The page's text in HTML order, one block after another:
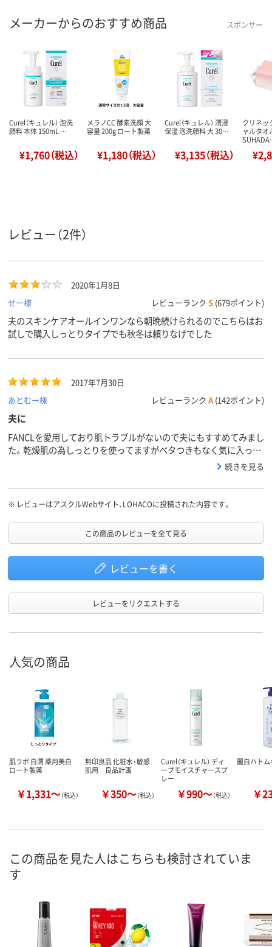
メーカーからのおすすめ商品 スポンサー
Curel（キュレル） 泡洗
顔料 本体 150mL …
¥1,760（税込）
メラノCC 酵素洗顔 大
容量 200g ロート製薬
¥1,180（税込）
Curel（キュレル） 潤浸
保湿 泡洗顔料 大 30…
¥3,135（税込）
クリネッ
ャルタオ
レビュー（2件）
2020年1月8日
せー様
レビューランク S (679ポイント)
夫のスキンケアオールインワンなら朝晩続けられるのでこちらはお
試しで購入しっとりタイプでも秋冬は頼りなげでした
2017年7月30日
あとむー様
レビューランク A (142ポイント)
夫に
FANCLを愛用しており肌トラブルがないので夫にもすすめてみまし
た。乾燥肌の為しっとりを使ってますがベタつきもなく気に入って
続きを見る
※ レビューはアスクルWebサイト、LOHACOに投稿された内容です。
この商品のレビューを全て見る
レビューを書く
レビューをリクエストする
人気の商品
肌ラボ 白潤 薬用美白
ロート製薬
￥1,331～（税込）
無印良品 化粧水・敏感
肌用 良品計画
￥350～（税込）
Curel（キュレル） ディ
ープモイスチャースプ
レー
￥990～（税込）
麗白ハト
￥
この商品を見た人はこちらも検討されていま
す